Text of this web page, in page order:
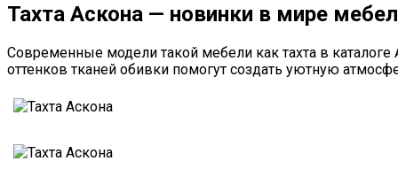
Тахта Аскона — новинки в мире
Современные модели такой мебели как тахта в
оттенков тканей обивки помогут создать уютную